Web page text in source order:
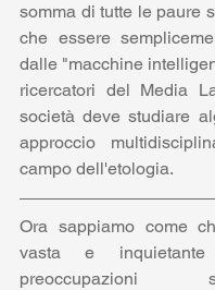
somma di tutte le paure
che essere
dalle "macchine
ricercatori del Media
società deve studiare
approccio
campo dell'etologia.
Ora sappiamo come
vasta e
preoccupazioni